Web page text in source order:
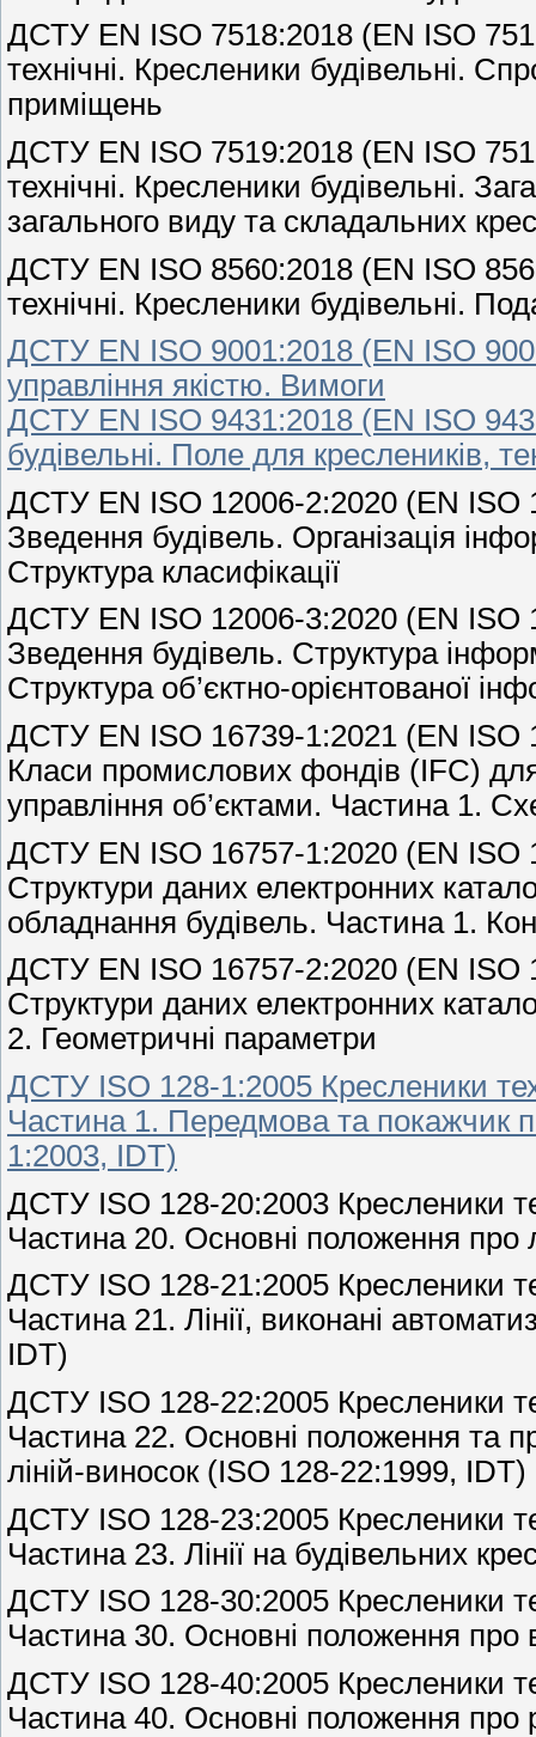
ДСТУ EN ISO 7518:2018 (EN ISO
технічні. Кресленики будівельні.
приміщень
ДСТУ EN ISO 7519:2018 (EN ISO
технічні. Кресленики будівельні.
загального виду та складальних
ДСТУ EN ISO 8560:2018 (EN ISO
технічні. Кресленики будівельні.
ДСТУ EN ISO 9001:2018 (EN ISO
управління якістю. Вимоги
ДСТУ EN ISO 9431:2018 (EN ISO
будівельні. Поле для креслеників,
ДСТУ EN ISO 12006-2:2020 (EN ISO
Зведення будівель. Організація
Структура класифікації
ДСТУ EN ISO 12006-3:2020 (EN ISO
Зведення будівель. Структура
Структура об’єктно-орієнтованої
ДСТУ EN ISO 16739-1:2021 (EN ISO
Класи промислових фондів (IFC)
управління об’єктами. Частина 1.
ДСТУ EN ISO 16757-1:2020 (EN ISO
Структури даних електронних
обладнання будівель. Частина 1.
ДСТУ EN ISO 16757-2:2020 (EN ISO
Структури даних електронних
2. Геометричні параметри
ДСТУ ISO 128-1:2005 Кресленики
Частина 1. Передмова та покажчик
1:2003, IDT)
ДСТУ ISO 128-20:2003 Кресленики
Частина 20. Основні положення про
ДСТУ ISO 128-21:2005 Кресленики
Частина 21. Лінії, виконані
IDT)
ДСТУ ISO 128-22:2005 Кресленики
Частина 22. Основні положення та
ліній-виносок (ISO 128-22:1999, IDT)
ДСТУ ISO 128-23:2005 Кресленики
Частина 23. Лінії на будівельних
ДСТУ ISO 128-30:2005 Кресленики
Частина 30. Основні положення
ДСТУ ISO 128-40:2005 Кресленики
Частина 40. Основні положення про